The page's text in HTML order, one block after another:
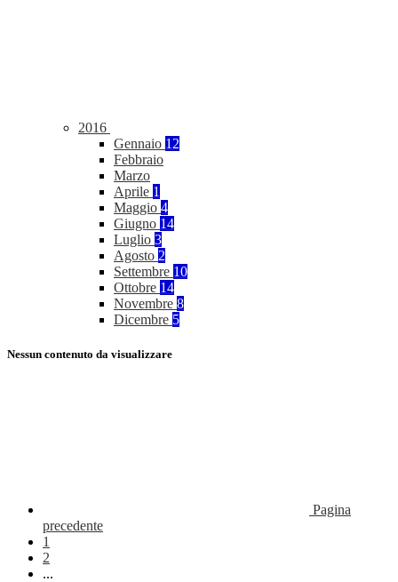
2016
Gennaio 12
Febbraio
Marzo
Aprile 1
Maggio 4
Giugno 14
Luglio 3
Agosto 2
Settembre 10
Ottobre 14
Novembre 8
Dicembre 5
Nessun contenuto da visualizzare
Pagina
precedente
1
2
...